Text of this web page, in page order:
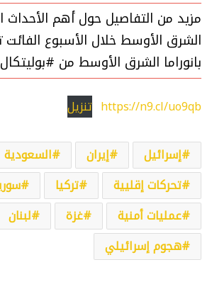
مزيد من التفاصيل حول أهم
الشرق الأوسط خلال الأسبوع
بانوراما الشرق الأوسط من
https://n9.cl/uo9qb تنزيل
إسرائيل إيران السعودية
تحركات إقليية
تركيا
عمليات أمنية
غزة
لبنان
هجوم إسرائيلي